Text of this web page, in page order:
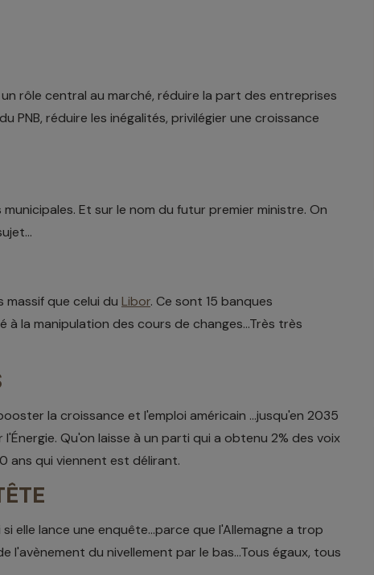
rôle central au marché, réduire la part des entreprises
réduire les inégalités, privilégier une croissance
Et sur le nom du futur premier ministre. On
que celui du Libor. Ce sont 15 banques
la manipulation des cours de changes...Très très
la croissance et l'emploi américain ...jusqu'en 2035
Qu'on laisse à un parti qui a obtenu 2% des voix
ans qui viennent est délirant.
elle lance une enquête...parce que l'Allemagne a trop
l'avènement du nivellement par le bas...Tous égaux, tous